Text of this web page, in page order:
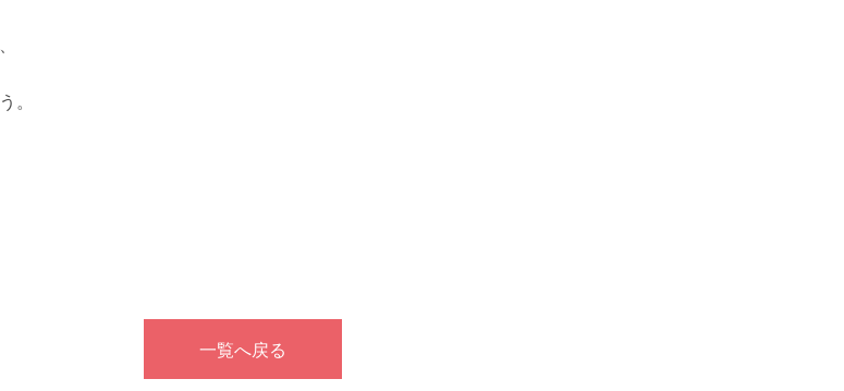
。
一覧へ戻る